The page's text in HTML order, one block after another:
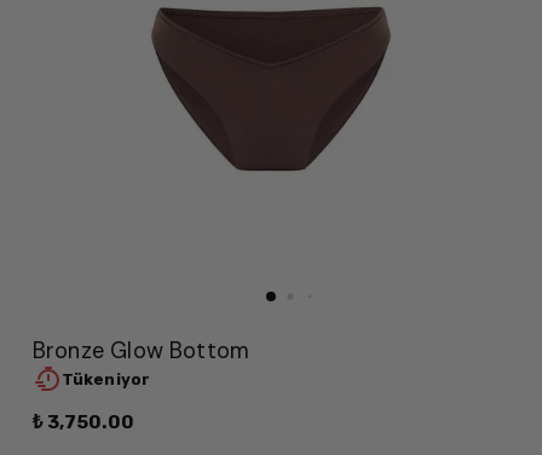
Bronze Glow Bottom
Tükeniyor
₺ 3,750.00